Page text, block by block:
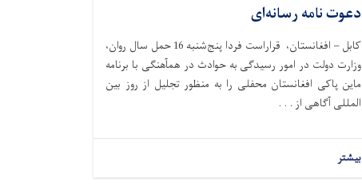
دعوت نامه رسانه‌ای
کابل – افغانستان، قراراست فردا پنج‌شنبه 16 حمل سال روان،
وزارت دولت در امور رسیدگی به حوادث در همآهنگی با برنامه
ماین پاکی افغانستان محفلی را به منظور تجلیل از روز بین
المللی آگاهی از . . .
بیشتر